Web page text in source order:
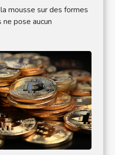
mousse sur des formes
pose aucun